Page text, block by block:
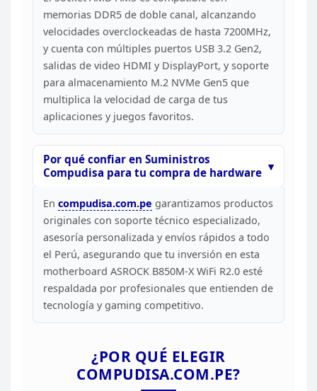
DIMENSIONES
PRESENTACION
CONECTORES FUENTE
POWER
1
1 x 8-pin ATX 12V power
memorias DDR5 de doble canal, alcanzando
velocidades overclockeadas de hasta 7200MHz,
y cuenta con múltiples puertos USB 3.2 Gen2,
salidas de video HDMI yDisplayPort, y soporte
para almacenamiento M.2 NVMe Gen5 que
multiplica la velocidad de carga de tus
aplicaciones y juegos favoritos.
Por qué confiar en Suministros
Compudisa para tu compra de hardware
En compudisa.com.pe garantizamos productos
originales con soporte técnico especializado,
asesoría personalizada y envíos rápidos a todo
el Perú, asegurando que tu inversión en esta
motherboard ASROCK B850M-X WiFi R2.0 esté
respaldada por profesionales que entienden de
tecnología y gaming competitivo.
¿POR QUÉ ELEGIR
COMPUDISA.COM.PE?